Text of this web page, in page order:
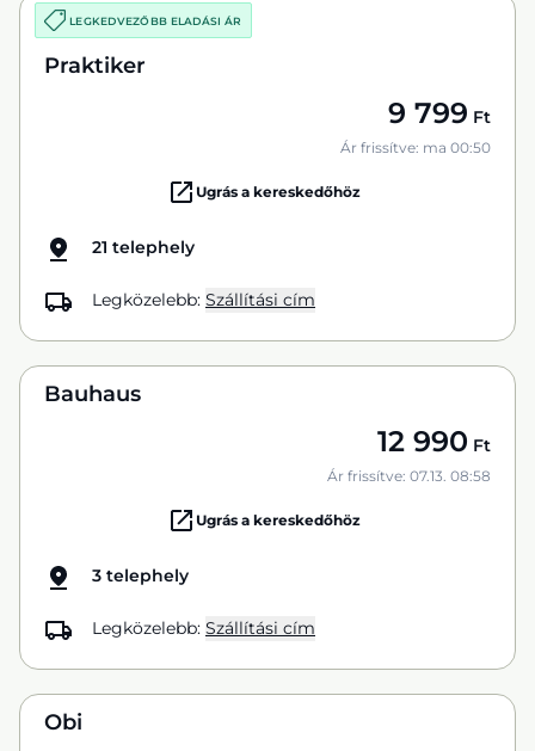
LEGKEDVEZŐBB ELADÁSI ÁR
Praktiker
9 799 Ft
Ár frissítve: ma 00:50
Ugrás a kereskedőhöz
21 telephely
Legközelebb: Szállítási cím
Bauhaus
12 990 Ft
Ár frissítve: 07.13. 08:58
Ugrás a kereskedőhöz
3 telephely
Legközelebb: Szállítási cím
Obi